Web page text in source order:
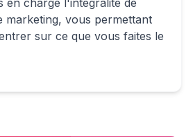
en charge l'intégralité de
marketing, vous permettant
sur ce que vous faites le